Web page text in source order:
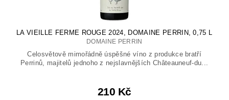
LA VIEILLE FERME ROUGE 2024, DOMAINE PERRIN, 0,75 L
DOMAINE PERRIN
Celosvětově mimořádně úspěšné víno z produkce bratří
Perrinů, majitelů jednoho z nejslavnějších Châteauneuf-du...
210 Kč